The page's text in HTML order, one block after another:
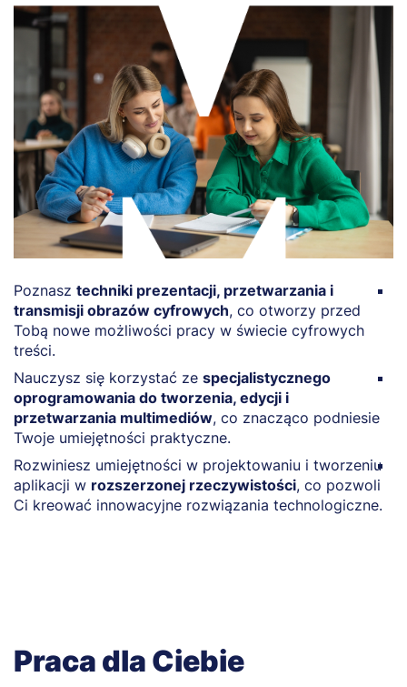
Poznasz techniki prezentacji, przetwarzania i
transmisji obrazów cyfrowych, co otworzy przed
Tobą nowe możliwości pracy w świecie cyfrowych
treści.
Nauczysz się korzystać ze specjalistycznego
oprogramowania do tworzenia, edycji i
przetwarzania multimediów, co znacząco podniesie
Twoje umiejętności praktyczne.
Rozwiniesz umiejętności w projektowaniu i tworzeniu
aplikacji w rozszerzonej rzeczywistości, co pozwoli
Ci kreować innowacyjne rozwiązania technologiczne.
Praca dla Ciebie